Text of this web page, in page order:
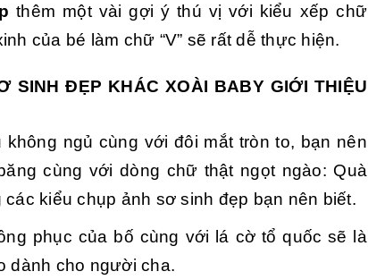
thêm một vài gợi ý thú vị với kiểu xếp chữ
của bé làm chữ “V” sẽ rất dễ thực hiện.
SINH ĐẸP KHÁC XOÀI BABY GIỚI THIỆU
ngủ cùng với đôi mắt tròn to, bạn nên
cùng với dòng chữ thật ngọt ngào: Quà
kiểu chụp ảnh sơ sinh đẹp bạn nên biết.
phục của bố cùng với lá cờ tổ quốc sẽ là
dành cho người cha.